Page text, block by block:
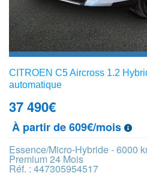
CITROEN C5 Aircross 1.2
automatique
37 490€
À partir de 609€/mois
Essence/Micro-Hybride - 6000
Premium 24 Mois
Réf. : 447305954517